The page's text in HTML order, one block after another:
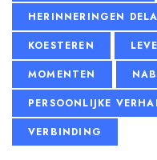
HERINNERINGEN DELA
KOESTEREN
MOMENTEN
PERSOONLIJKE
VERBINDING